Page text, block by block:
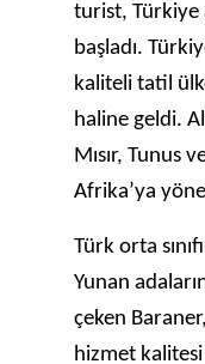
turist, Türkiye
başladı.
kaliteli tatil
haline geldi.
Mısır, Tunus
Afrika’ya
Türk orta
Yunan
çeken
hizmet